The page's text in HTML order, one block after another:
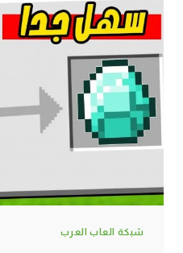
تصنع
سيف
من
ورق
–
اغرب
سيف
في
اللعبة
!!
🔥
شبكة العاب العرب